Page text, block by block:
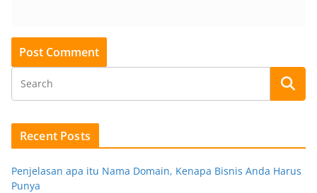
Recent Posts
Penjelasan apa itu Nama Domain, Kenapa Bisnis Anda Harus
Punya